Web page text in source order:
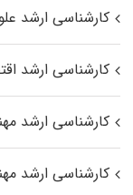
کارشناسی ارشد
کارشناسی ارشد
کارشناسی ارشد
کارشناسی ارشد